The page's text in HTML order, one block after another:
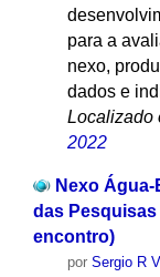
para a
nexo,
dados e
Localizado
2022
Nexo
das
encontro)
por Sergio R